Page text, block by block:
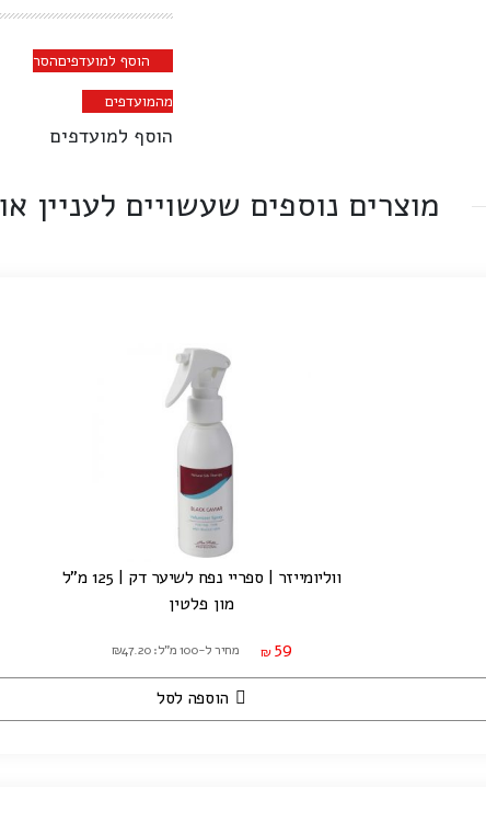
הוסף למועדפיםהסר
מהמועדפים
הוסף למועדפים
מוצרים נוספים שעשויים לעניין
ווליומייזר | ספריי נפח לשיער דק | 125 מ"ל
מון פלטין
₪ 59 מחיר ל-100 מ"ל: ₪47.20
הוספה לסל